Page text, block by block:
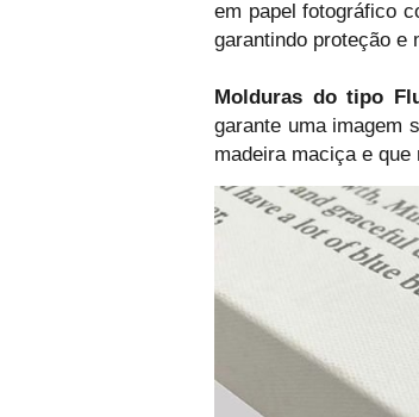
em papel fotográfico
garantindo proteção e
Molduras do tipo
garante uma imagem
madeira maciça e